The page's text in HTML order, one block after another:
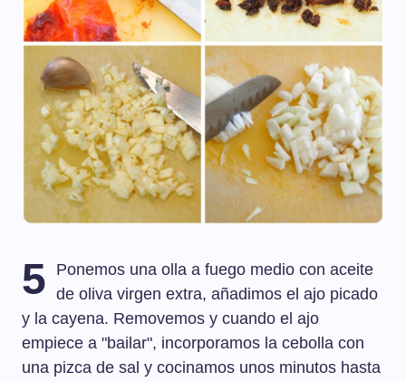
5
Ponemos una olla a fuego medio con aceite
de oliva virgen extra, añadimos el ajo picado
y la cayena. Removemos y cuando el ajo
empiece a "bailar", incorporamos la cebolla con
una pizca de sal y cocinamos unos minutos hasta